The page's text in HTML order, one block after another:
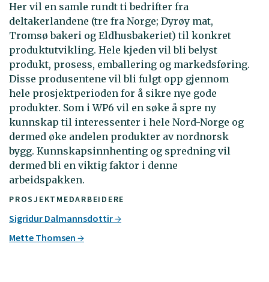
PROSJEKTMEDARBEIDERE
Sigridur Dalmannsdottir
Mette Thomsen
Her vil en samle rundt ti bedrifter fra
deltakerlandene (tre fra Norge; Dyrøy mat,
Tromsø bakeri og Eldhusbakeriet) til konkret
produktutvikling. Hele kjeden vil bli belyst
produkt, prosess, emballering og markedsføring.
Disse produsentene vil bli fulgt opp gjennom
hele prosjektperioden for å sikre nye gode
produkter. Som i WP6 vil en søke å spre ny
kunnskap til interessenter i hele Nord-Norge og
dermed øke andelen produkter av nordnorsk
bygg. Kunnskapsinnhenting og spredning vil
dermed bli en viktig faktor i denne
arbeidspakken.